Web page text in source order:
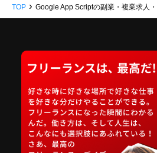
TOP › Google App Scriptの副業・複業求人